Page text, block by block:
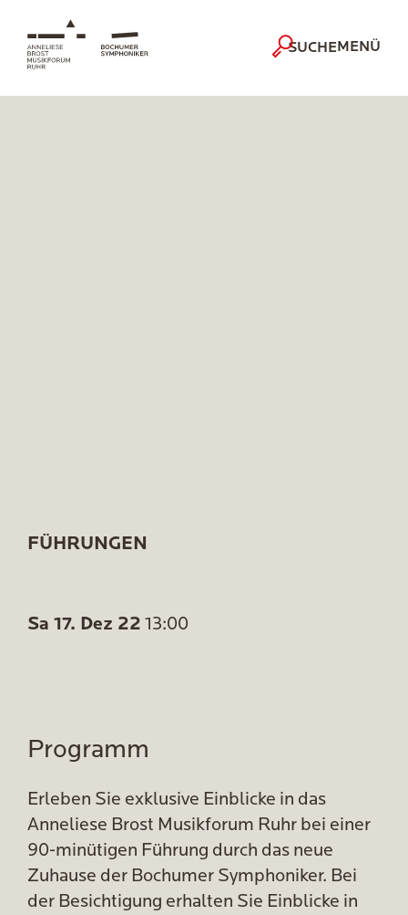
SUCHEMENÜ
FÜHRUNGEN
Sa 17. Dez 22 13:00
Programm
Erleben Sie exklusive Einblicke in das
Anneliese Brost Musikforum Ruhr bei einer
90-minütigen Führung durch das neue
Zuhause der Bochumer Symphoniker. Bei
der Besichtigung erhalten Sie Einblicke in